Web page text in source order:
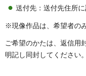
送付先：送付先住所
※現像作品は、希望者の
ご希望のかたは、返信用
明記し同封してください。